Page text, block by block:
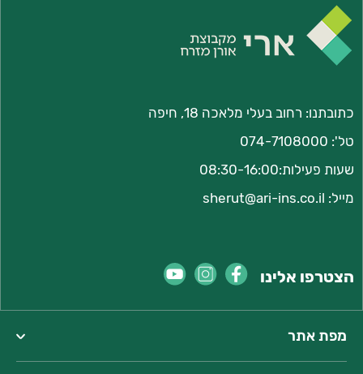
כתובתנו: רחוב בעלי מלאכה 18, חיפה
טל': 074-7108000
שעות פעילות:08:30-16:00
מייל: sherut@ari-ins.co.il
הצטרפו אלינו
מפת אתר